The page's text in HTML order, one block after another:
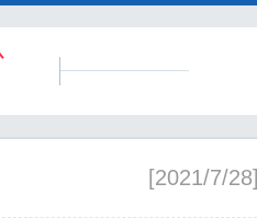
[2021/7/28]